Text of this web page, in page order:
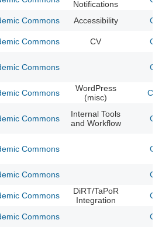
Notifications
Commons Accessibility
Commons CV
Commons
Commons
WordPress
(misc)
Commons
Internal Tools
and Workflow
Commons
Commons
Commons
DiRT/TaPoR
Integration
Commons